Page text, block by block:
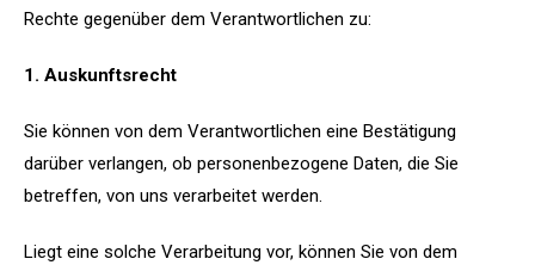
Rechte gegenüber dem Verantwortlichen zu:
1. Auskunftsrecht
Sie können von dem Verantwortlichen eine Bestätigung
darüber verlangen, ob personenbezogene Daten, die Sie
betreffen, von uns verarbeitet werden.
Liegt eine solche Verarbeitung vor, können Sie von dem